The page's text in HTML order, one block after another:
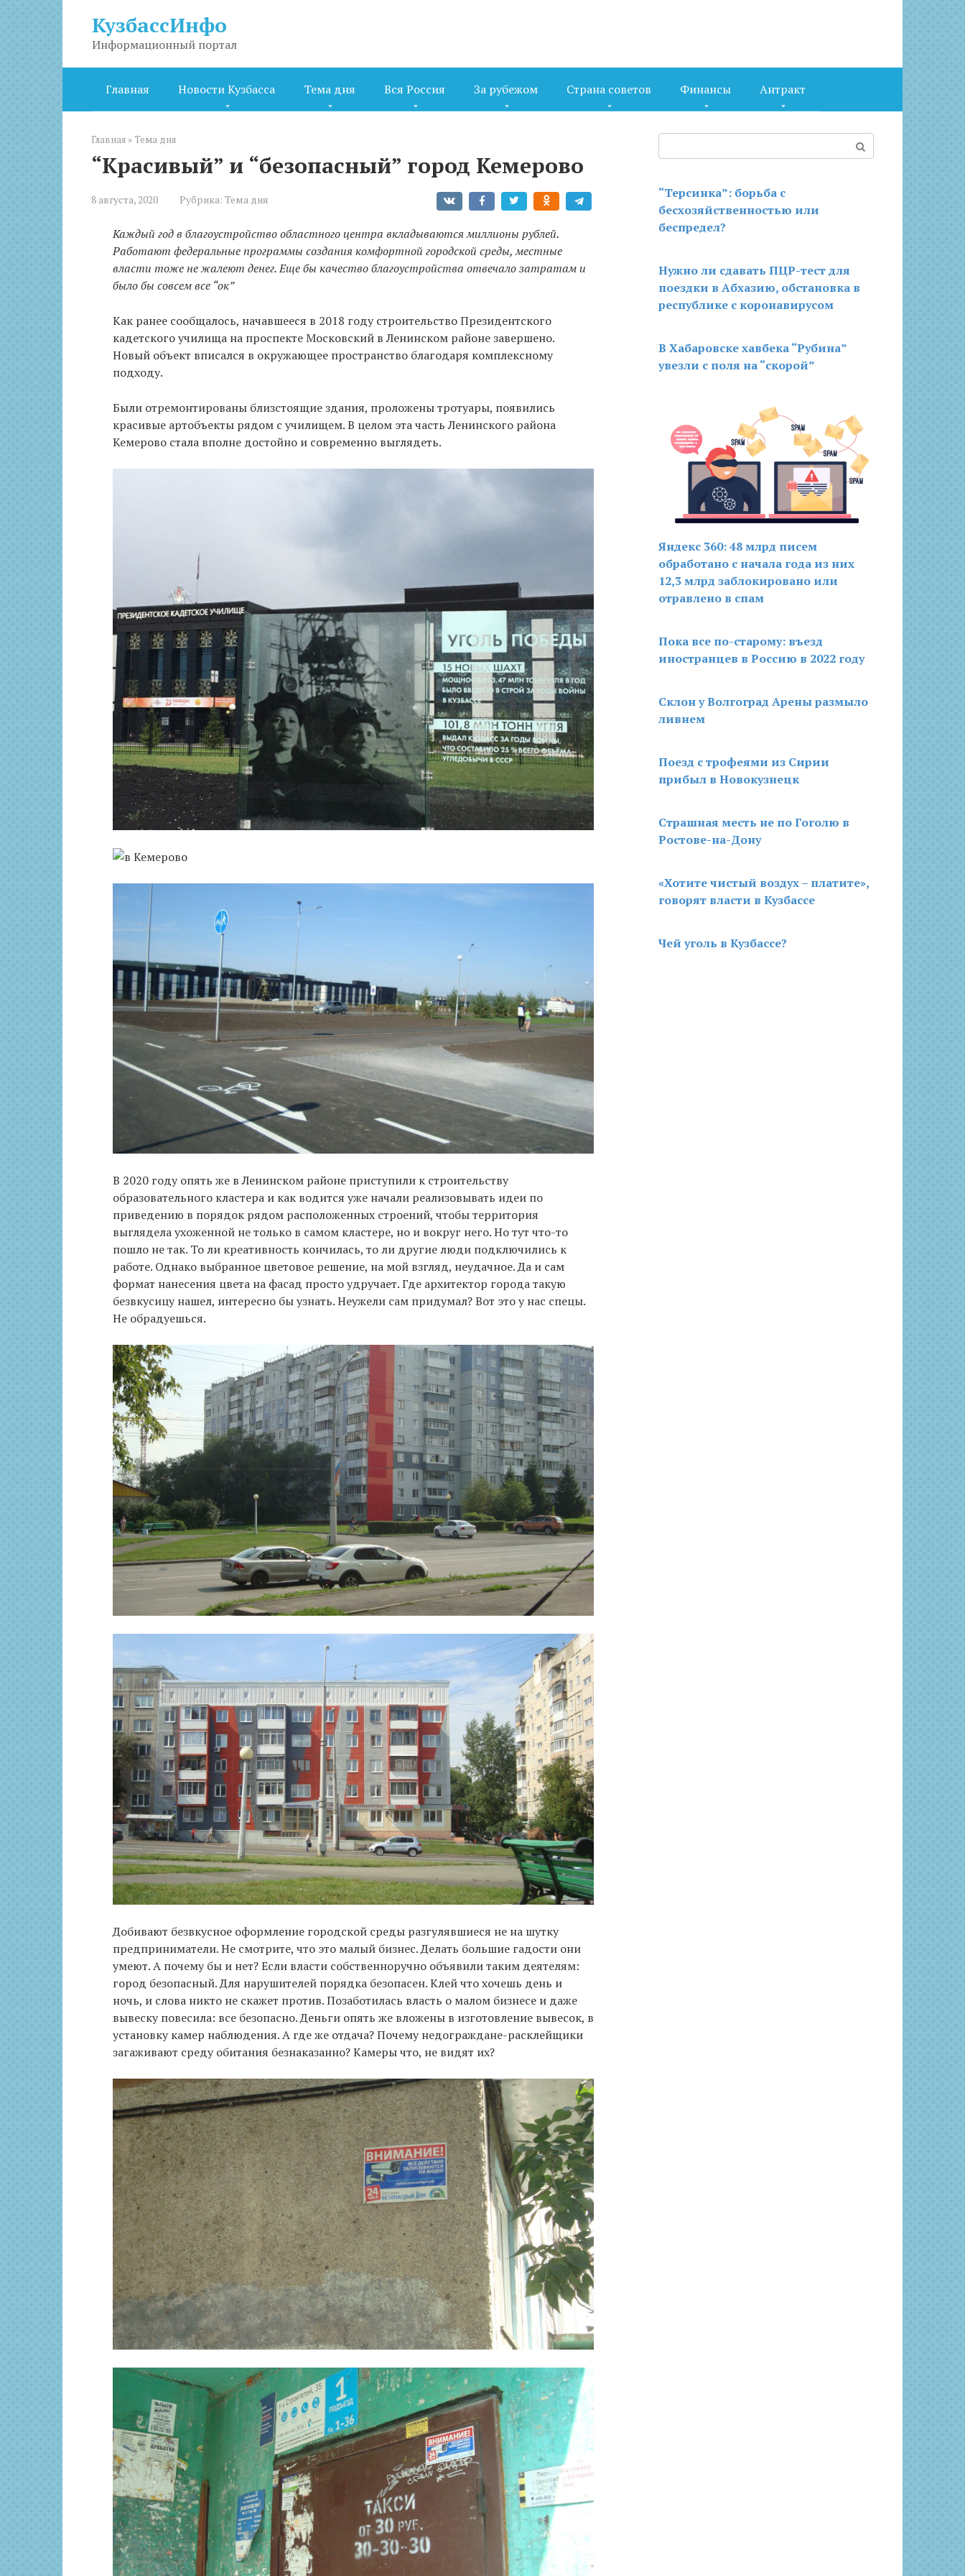
КузбассИнфо
Информационный портал
Главная Новости Кузбасса Тема дня Вся Россия За рубежом Страна советов Финансы Антракт
Главная » Тема дня
“Красивый” и “безопасный” город Кемерово
8 августа, 2020 Рубрика: Тема дня
Каждый год в благоустройство областного центра вкладываются миллионы рублей.
Работают федеральные программы создания комфортной городской среды, местные
власти тоже не жалеют денег. Еще бы качество благоустройства отвечало затратам и
было бы совсем все “ок”
Как ранее сообщалось, начавшееся в 2018 году строительство Президентского
кадетского училища на проспекте Московский в Ленинском районе завершено.
Новый объект вписался в окружающее пространство благодаря комплексному
подходу.
Были отремонтированы близстоящие здания, проложены тротуары, появились
красивые артобъекты рядом с училищем. В целом эта часть Ленинского района
Кемерово стала вполне достойно и современно выглядеть.
В 2020 году опять же в Ленинском районе приступили к строительству
образовательного кластера и как водится уже начали реализовывать идеи по
приведению в порядок рядом расположенных строений, чтобы территория
выглядела ухоженной не только в самом кластере, но и вокруг него. Но тут что-то
пошло не так. То ли креативность кончилась, то ли другие люди подключились к
работе. Однако выбранное цветовое решение, на мой взгляд, неудачное. Да и сам
формат нанесения цвета на фасад просто удручает. Где архитектор города такую
безвкусицу нашел, интересно бы узнать. Неужели сам придумал? Вот это у нас спецы.
Не обрадуешься.
Добивают безвкусное оформление городской среды разгулявшиеся не на шутку
предприниматели. Не смотрите, что это малый бизнес. Делать большие гадости они
умеют. А почему бы и нет? Если власти собственноручно объявили таким деятелям:
город безопасный. Для нарушителей порядка безопасен. Клей что хочешь день и
ночь, и слова никто не скажет против. Позаботилась власть о малом бизнесе и даже
вывеску повесила: все безопасно. Деньги опять же вложены в изготовление вывесок, в
установку камер наблюдения. А где же отдача? Почему недограждане-расклейщики
загаживают среду обитания безнаказанно? Камеры что, не видят их?
“Терсинка”: борьба с
бесхозяйственностью или
беспредел?
Нужно ли сдавать ПЦР-тест для
поездки в Абхазию, обстановка в
республике с коронавирусом
В Хабаровске хавбека “Рубина”
увезли с поля на “скорой”
Яндекс 360: 48 млрд писем
обработано с начала года из них
12,3 млрд заблокировано или
отравлено в спам
Пока все по-старому: въезд
иностранцев в Россию в 2022 году
Склон у Волгоград Арены размыло
ливнем
Поезд с трофеями из Сирии
прибыл в Новокузнецк
Страшная месть не по Гоголю в
Ростове-на-Дону
«Хотите чистый воздух – платите»,
говорят власти в Кузбассе
Чей уголь в Кузбассе?